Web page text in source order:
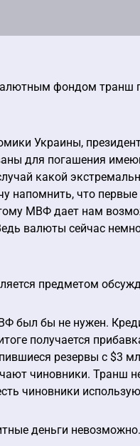
фондом транш
Украины,
для погашения
какой
напомнить, что
МВФ дает нам
валюты сейчас
предметом
был бы не нужен.
получается
резервы с $3
чиновники. Транш
чиновники
деньги невозможно.